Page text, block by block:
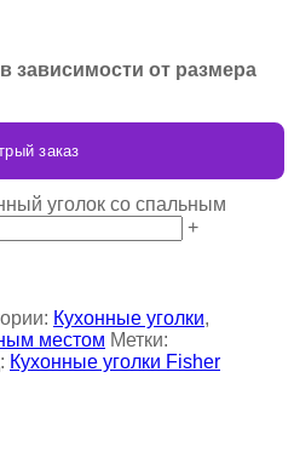
зависимости от размера
заказ
уголок со спальным
+
Кухонные уголки,
местом Метки:
Кухонные уголки Fisher